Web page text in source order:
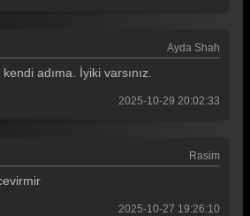
Ayda Shah
adıma. İyiki varsınız.
2025-10-29 20:02:33
Rasim
2025-10-27 19:26:10